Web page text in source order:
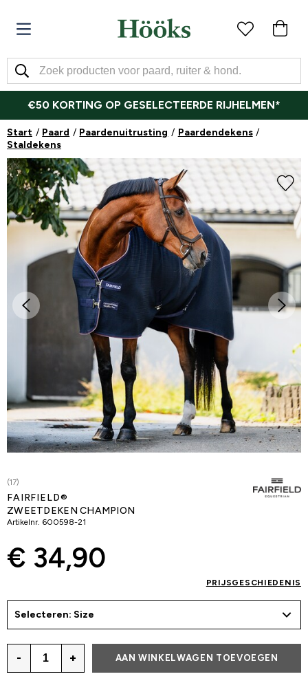
€50 KORTING OP GESELECTEERDE RIJHELMEN*
Start Paard Paardenuitrusting
Paardendekens
Staldekens
(17)
FAIRFIELD®
ZWEETDEKEN CHAMPION
Artikelnr. 600598-21
€ 34,90
PRIJSGESCHIEDENIS
Selecteren: Size
- + AAN WINKELWAGEN TOEVOEGEN